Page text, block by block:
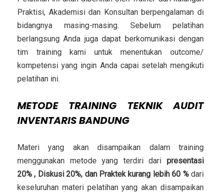
Praktisi, Akademisi dan Konsultan berpengalaman di
bidangnya masing-masing. Sebelum pelatihan
berlangsung Anda juga dapat berkomunikasi dengan
tim training kami untuk menentukan outcome/
kompetensi yang ingin Anda capai setelah mengikuti
pelatihan ini.
METODE TRAINING TEKNIK AUDIT
INVENTARIS BANDUNG
Materi yang akan disampaikan dalam training
menggunakan metode yang terdiri dari presentasi
20% , Diskusi 20%, dan Praktek kurang lebih 60 %dari
keseluruhan materi pelatihan yang akan disampaikan